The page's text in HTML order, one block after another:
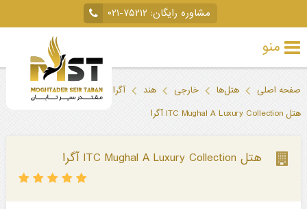
مشاوره رایگان: ۰۲۱-۷۵۲۱۲
منو
داخلی
صفحه اصلی هتل‌ها خارجی هند
آگرا
هتل ITC Mughal A Luxury Collection آگرا
هتل ITC Mughal A Luxury Collection آگرا